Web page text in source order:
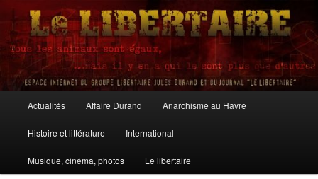
Aller
contenu
principalLe Libertaire
principal
Actualités Affaire Durand Anarchisme au Havre
Histoire et littérature International
Musique, cinéma, photos Le libertaire